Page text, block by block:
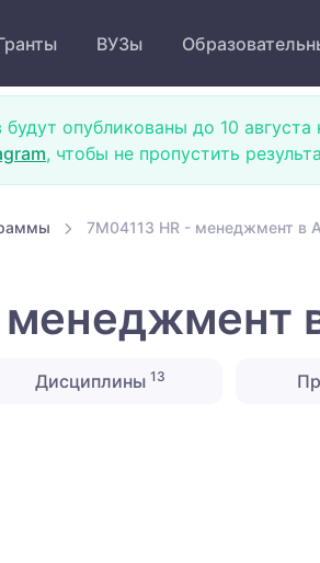
ВУЗы
будут опубликованы до 10 августа
, чтобы не пропустить
7M04113 HR - менеджмент в
менеджмент
Дисциплины13